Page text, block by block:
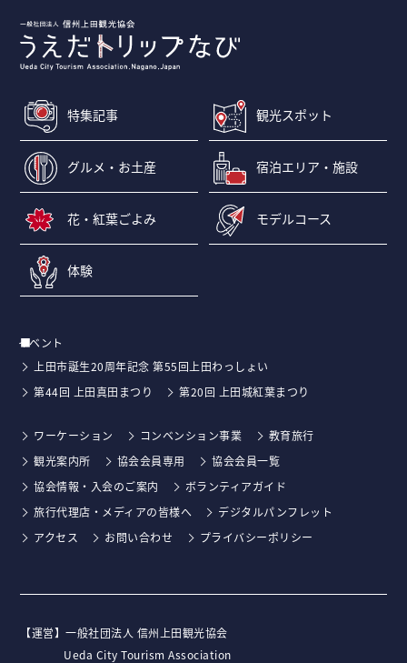
特集記事 観光スポット
グルメ・お土産 宿泊エリア・施設
花・紅葉ごよみ モデルコース
体験
イベント
上田市誕生20周年記念 第55回上田わっしょい
第44回 上田真田まつり
第20回 上田城紅葉まつり
ワーケーション コンベンション事業
教育旅行
観光案内所
協会会員専用
協会会員一覧
協会情報・入会のご案内
ボランティアガイド
旅行代理店・メディアの皆様へ
デジタルパンフレット
アクセス
お問い合わせ プライバシーポリシー
【運営】⼀般社団法⼈ 信州上⽥観光協会
Ueda City Tourism Association